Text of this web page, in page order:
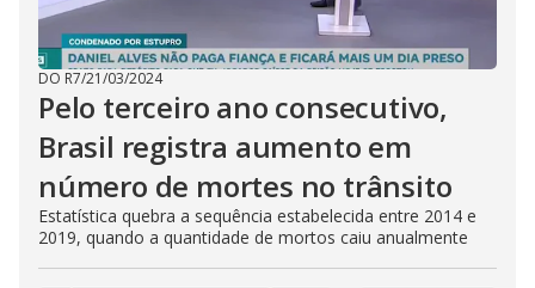
DO R7/21/03/2024
Pelo terceiro ano consecutivo,
Brasil registra aumento em
número de mortes no trânsito
Estatística quebra a sequência estabelecida entre 2014 e
2019, quando a quantidade de mortos caiu anualmente